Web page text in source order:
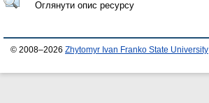
Оглянути опис ресурсу
© 2008–2026 Zhytomyr Ivan Franko State University